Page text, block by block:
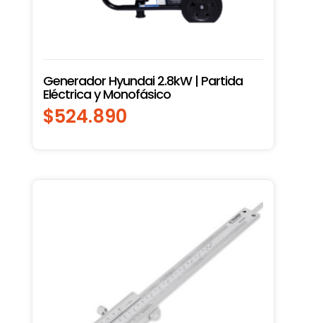
Generador Hyundai 2.8kW | Partida
Eléctrica y Monofásico
$524.890